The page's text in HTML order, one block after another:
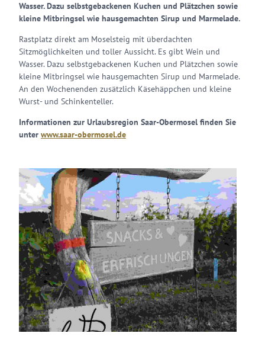
Wasser. Dazu selbstgebackenen Kuchen und Plätzchen sowie
kleine Mitbringsel wie hausgemachten Sirup und Marmelade.
Rastplatz direkt am Moselsteig mit überdachten
Sitzmöglichkeiten und toller Aussicht. Es gibt Wein und
Wasser. Dazu selbstgebackenen Kuchen und Plätzchen sowie
kleine Mitbringsel wie hausgemachten Sirup und Marmelade.
An den Wochenenden zusätzlich Käsehäppchen und kleine
Wurst- und Schinkenteller.
Informationen zur Urlaubsregion Saar-Obermosel finden Sie
unter www.saar-obermosel.de